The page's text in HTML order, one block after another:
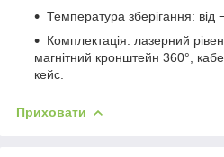
Температура зберігання: від
Комплектація: лазерний
магнітний кронштейн 360°,
кейс.
Приховати